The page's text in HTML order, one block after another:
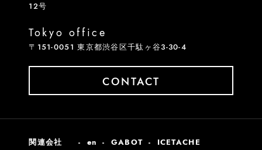
関連会社 en GABOT ICETACHE
12号
Tokyo office
〒151-0051 東京都渋谷区千駄ヶ谷3-30-4
CONTACT